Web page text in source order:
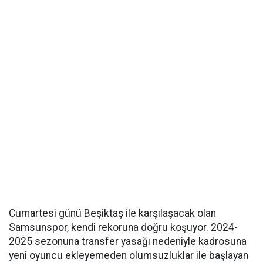
Cumartesi günü Beşiktaş ile karşılaşacak olan
Samsunspor, kendi rekoruna doğru koşuyor. 2024-
2025 sezonuna transfer yasağı nedeniyle kadrosuna
yeni oyuncu ekleyemeden olumsuzluklar ile başlayan